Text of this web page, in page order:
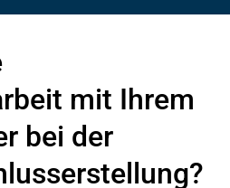
mit Ihrem
bei der